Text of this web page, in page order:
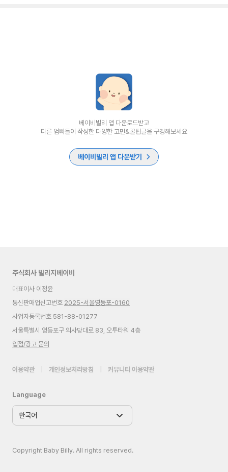
베이비빌리 앱 다운로드받고
다른 엄빠들이 작성한 다양한 고민&꿀팁글을 구경해보세요
베이비빌리 앱 다운받기
주식회사 빌리지베이비
대표이사 이정윤
통신판매업신고번호 2025-서울영등포-0160
사업자등록번호 581-88-01277
서울특별시 영등포구 의사당대로 83, 오투타워 4층
입점/광고 문의
이용약관 개인정보처리방침 커뮤니티 이용약관
Language
Copyright Baby Billy. All rights reserved.